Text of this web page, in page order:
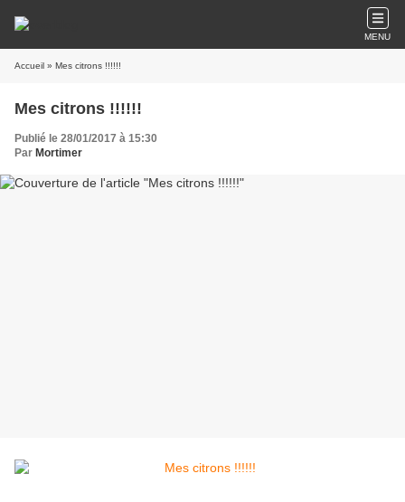
MENU
Accueil » Mes citrons !!!!!!
Mes citrons !!!!!!
Publié le 28/01/2017 à 15:30
Par Mortimer